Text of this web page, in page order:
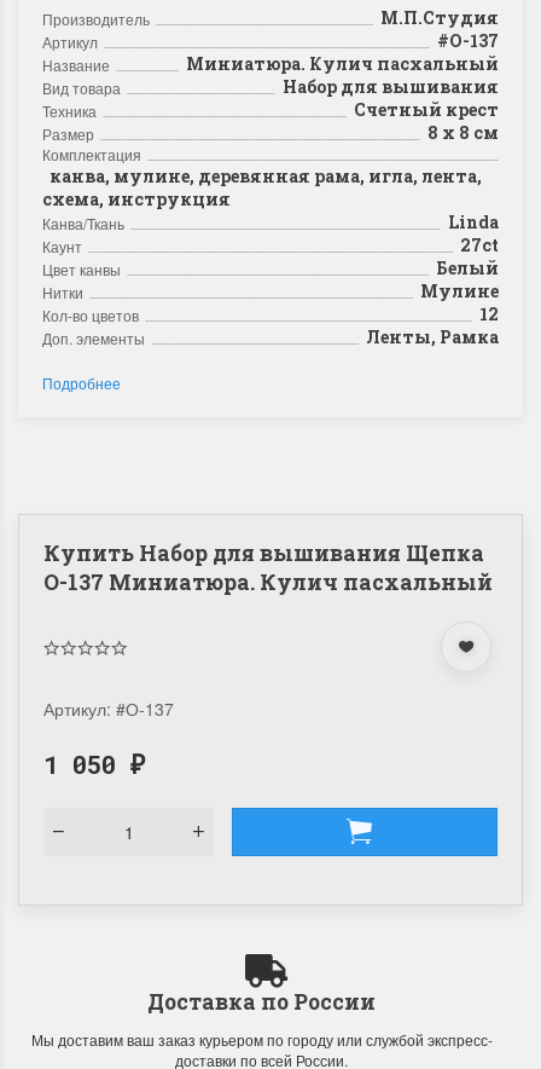
Производитель М.П.Студия
Артикул #О-137
Название Миниатюра. Кулич пасхальный
Вид товара Набор для вышивания
Техника Счетный крест
Размер 8 х 8 см
Комплектация
канва, мулине, деревянная рама, игла, лента,
схема, инструкция
Канва/Ткань Linda
Каунт 27ct
Цвет канвы Белый
Нитки Мулине
Кол-во цветов 12
Доп. элементы Ленты, Рамка
Подробнее
Купить Набор для вышивания Щепка
О-137 Миниатюра. Кулич пасхальный
Артикул: #О-137
1 050 ₽
Доставка по России
Мы доставим ваш заказ курьером по городу или службой экспресс-
доставки по всей России.